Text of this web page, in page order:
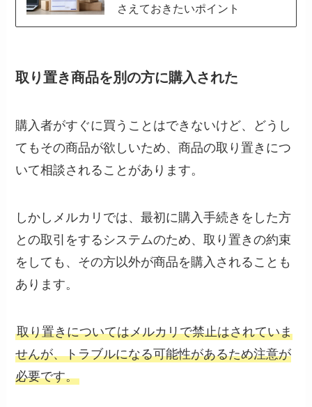
さえておきたいポイント
取り置き商品を別の方に購入された
購入者がすぐに買うことはできないけど、どうし
てもその商品が欲しいため、商品の取り置きにつ
いて相談されることがあります。
しかしメルカリでは、最初に購入手続きをした方
との取引をするシステムのため、取り置きの約束
をしても、その方以外が商品を購入されることも
あります。
取り置きについてはメルカリで禁止はされていま
せんが、トラブルになる可能性があるため注意が
必要です。